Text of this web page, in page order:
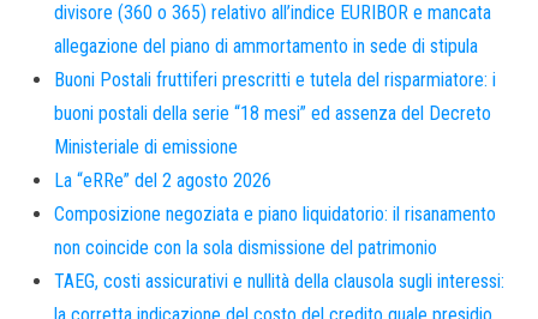
divisore (360 o 365) relativo all’indice EURIBOR e mancata
allegazione del piano di ammortamento in sede di stipula
Buoni Postali fruttiferi prescritti e tutela del risparmiatore: i
buoni postali della serie “18 mesi” ed assenza del Decreto
Ministeriale di emissione
La “eRRe” del 2 agosto 2026
Composizione negoziata e piano liquidatorio: il risanamento
non coincide con la sola dismissione del patrimonio
TAEG, costi assicurativi e nullità della clausola sugli interessi: